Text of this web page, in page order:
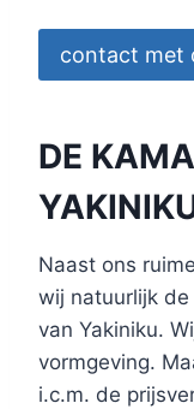
contact met
DE
Naast ons
wij natuurlijk de
van Yakiniku.
vormgeving.
i.c.m. de